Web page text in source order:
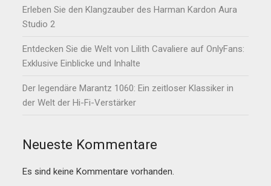
Erleben Sie den Klangzauber des Harman Kardon Aura
Studio 2
Entdecken Sie die Welt von Lilith Cavaliere auf OnlyFans:
Exklusive Einblicke und Inhalte
Der legendäre Marantz 1060: Ein zeitloser Klassiker in
der Welt der Hi-Fi-Verstärker
Neueste Kommentare
Es sind keine Kommentare vorhanden.